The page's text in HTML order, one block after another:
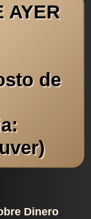
AYER
de
Dinero